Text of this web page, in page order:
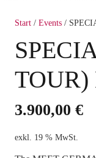
Start / Events /
TOUR)
3.900,00 €
exkl. 19 % MwSt.